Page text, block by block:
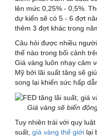
lên mức 0,25% - 0,5%.
dự kiến sẽ có 5 - 6 đợt
thêm 3 đợt khác trong
Câu hỏi được nhiều
thế nào trong bối cảnh
Giá vàng luôn nhạy cảm
Mỹ bởi lãi suất tăng sẽ
song lại khiến sức hấp
Giá vàng sẽ biến
Tuy nhiên trái với quy
suất, giá vàng thế giới lại